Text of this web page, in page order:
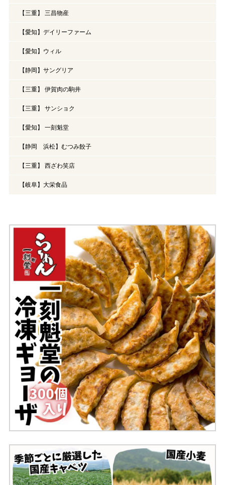
【三重】 三昌物産
【愛知】デイリーファーム
【愛知】ウィル
【静岡】サングリア
【三重】 伊賀肉の駒井
【三重】 サンショク
【愛知】 一刻魁堂
【静岡 浜松】むつみ餃子
【三重】 西ざわ笑店
【岐阜】大栄食品